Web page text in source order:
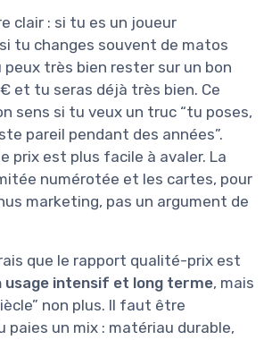
clair : si tu es un joueur
tu changes souvent de matos
peux très bien rester sur un bon
et tu seras déjà très bien. Ce
sens si tu veux un truc “tu poses,
pareil pendant des années”.
prix est plus facile à avaler. La
numérotée et les cartes, pour
marketing, pas un argument de
que le rapport qualité-prix est
intensif et long terme, mais
non plus. Il faut être
paies un mix : matériau durable,